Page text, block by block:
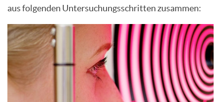
aus folgenden Untersuchungsschritten zusammen: